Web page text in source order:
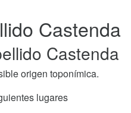
Castenda
Castenda
origen toponímica.
lugares